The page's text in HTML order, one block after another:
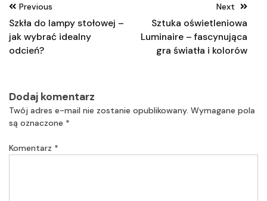
Nawigacja
wpisu
Previous
Szkła do lampy stołowej –
jak wybrać idealny
odcień?
Next
Sztuka oświetleniowa
Luminaire – fascynująca
gra światła i kolorów
Dodaj komentarz
Twój adres e-mail nie zostanie opublikowany. Wymagane pola
są oznaczone *
Komentarz *